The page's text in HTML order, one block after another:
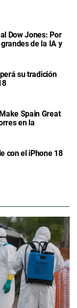
Dow Jones: Por
de la IA y
su tradición
Spain Great
en la
con el iPhone 18